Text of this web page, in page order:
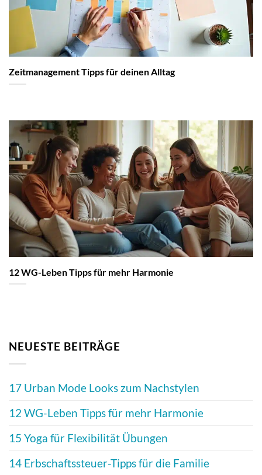
Zeitmanagement Tipps für deinen Alltag
12 WG-Leben Tipps für mehr Harmonie
NEUESTE BEITRÄGE
17 Urban Mode Looks zum Nachstylen
12 WG-Leben Tipps für mehr Harmonie
15 Yoga für Flexibilität Übungen
14 Erbschaftssteuer-Tipps für die Familie